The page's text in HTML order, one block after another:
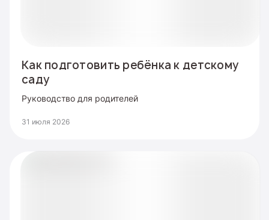
Как подготовить ребёнка к детскому
саду
Руководство для родителей
31 июля 2026